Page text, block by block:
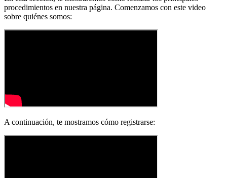
procedimientos en nuestra página. Comenzamos con este video
sobre quiénes somos:
A continuación, te mostramos cómo registrarse: